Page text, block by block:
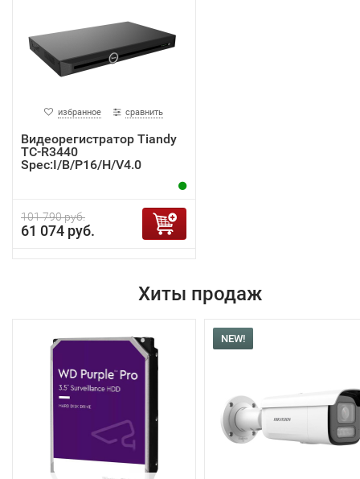
избранное сравнить
Видеорегистратор Tiandy
TC-R3440
Spec:I/B/P16/H/V4.0
101 790 руб.
61 074 руб.
Хиты продаж
NEW!